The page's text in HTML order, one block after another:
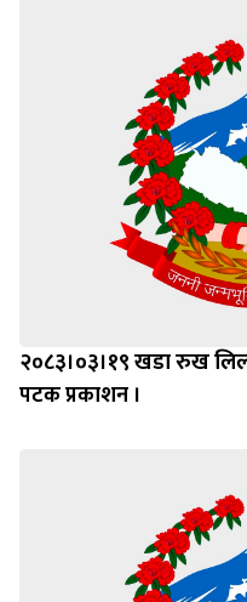
२०८३।०३।१९ खडा रुख
पटक प्रकाशन ।